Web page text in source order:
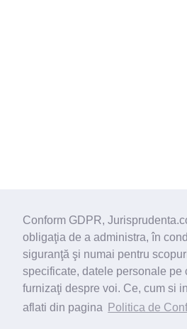
Conform GDPR,
obligaţia de a administra, în
siguranţă şi numai pentru
specificate, datele personale pe
furnizaţi despre voi. Ce, cum si
aflati din pagina
Politica de